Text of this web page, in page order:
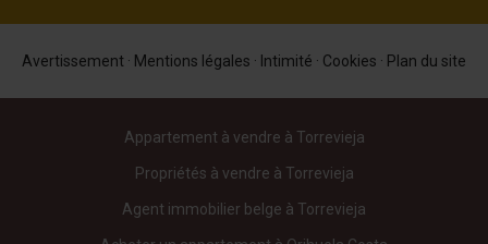
Avertissement · Mentions légales · Intimité · Cookies · Plan du site
Appartement à vendre à Torrevieja
Propriétés à vendre à Torrevieja
Agent immobilier belge à Torrevieja